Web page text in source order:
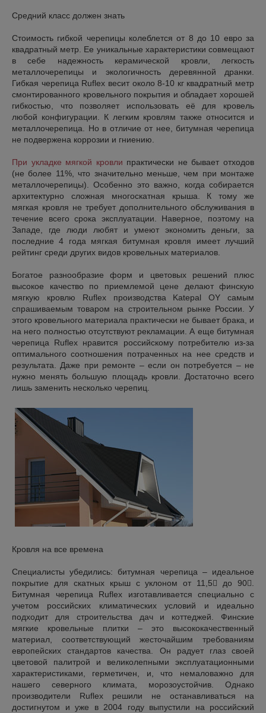
Средний класс должен знать
Стоимость гибкой черепицы колеблется от 8 до 10 евро за
квадратный метр. Ее уникальные характеристики совмещают
в себе надежность керамической кровли, легкость
металлочерепицы и экологичность деревянной дранки.
Гибкая черепица Ruflex весит около 8-10 кг квадратный метр
смонтированного кровельного покрытия и обладает хорошей
гибкостью, что позволяет использовать её для кровель
любой конфигурации. К легким кровлям также относится и
металлочерепица. Но в отличие от нее, битумная черепица
не подвержена коррозии и гниению.
При укладке мягкой кровли практически не бывает отходов
(не более 11%, что значительно меньше, чем при монтаже
металлочерепицы). Особенно это важно, когда собирается
архитектурно сложная многоскатная крыша. К тому же
мягкая кровля не требует дополнительного обслуживания в
течение всего срока эксплуатации. Наверное, поэтому на
Западе, где люди любят и умеют экономить деньги, за
последние 4 года мягкая битумная кровля имеет лучший
рейтинг среди других видов кровельных материалов.
Богатое разнообразие форм и цветовых решений плюс
высокое качество по приемлемой цене делают финскую
мягкую кровлю Ruflex производства Katepal OY самым
спрашиваемым товаром на строительном рынке России. У
этого кровельного материала практически не бывает брака, и
на него полностью отсутствуют рекламации. А еще битумная
черепица Ruflex нравится российскому потребителю из-за
оптимального соотношения потраченных на нее средств и
результата. Даже при ремонте – если он потребуется – не
нужно менять большую площадь кровли. Достаточно всего
лишь заменить несколько черепиц.
Кровля на все времена
Специалисты убедились: битумная черепица – идеальное
покрытие для скатных крыш с уклоном от 11,5 до 90.
Битумная черепица Ruflex изготавливается специально с
учетом российских климатических условий и идеально
подходит для строительства дач и коттеджей. Финские
мягкие кровельные плитки – это высококачественный
материал, соответствующий жесточайшим требованиям
европейских стандартов качества. Он радует глаз своей
цветовой палитрой и великолепными эксплуатационными
характеристиками, герметичен, и, что немаловажно для
нашего северного климата, морозоустойчив. Однако
производители Ruflex решили не останавливаться на
достигнутом и уже в 2004 году выпустили на российский